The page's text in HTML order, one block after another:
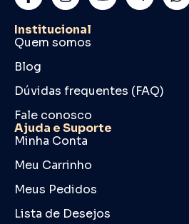
Institucional
Quem somos
Blog
Dúvidas frequentes (FAQ)
Fale conosco
Ajuda e Suporte
Minha Conta
Meu Carrinho
Meus Pedidos
Lista de Desejos